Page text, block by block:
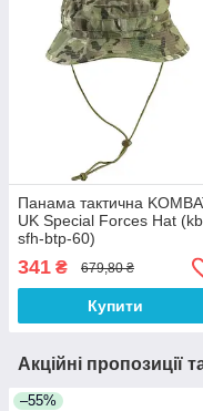
Панама тактична
UK Special Forces Hat
sfh-btp-60)
341 ₴ 679,80 ₴
Купити
Акційні пропозиції
–55%